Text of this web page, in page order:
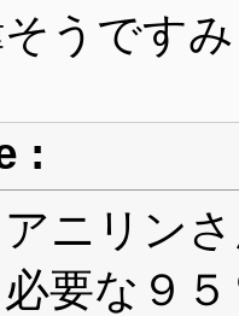
うです
:
アニリン
必要な９